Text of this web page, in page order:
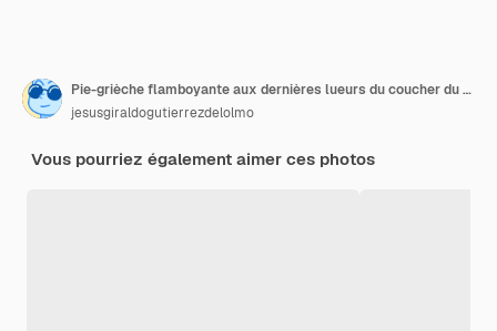
Pie-grièche flamboyante aux dernières lueurs du coucher du soleil
jesusgiraldogutierrezdelolmo
Vous pourriez également aimer ces photos